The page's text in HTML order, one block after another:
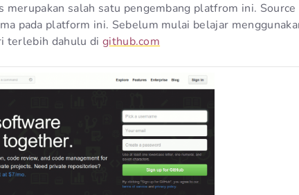
salah satu pengembang platfrom ini. Source
pada platform ini. Sebelum mulai belajar
terlebih dahulu di github.com